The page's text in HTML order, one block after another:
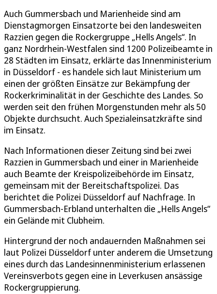
Auch Gummersbach und Marienheide sind am
Dienstagmorgen Einsatzorte bei den landesweiten
Razzien gegen die Rockergruppe „Hells Angels“. In
ganz Nordrhein-Westfalen sind 1200 Polizeibeamte in
28 Städten im Einsatz, erklärte das Innenministerium
in Düsseldorf - es handele sich laut Ministerium um
einen der größten Einsätze zur Bekämpfung der
Rockerkriminalität in der Geschichte des Landes. So
werden seit den frühen Morgenstunden mehr als 50
Objekte durchsucht. Auch Spezialeinsatzkräfte sind
im Einsatz.
Nach Informationen dieser Zeitung sind bei zwei
Razzien in Gummersbach und einer in Marienheide
auch Beamte der Kreispolizeibehörde im Einsatz,
gemeinsam mit der Bereitschaftspolizei. Das
berichtet die Polizei Düsseldorf auf Nachfrage. In
Gummersbach-Erbland unterhalten die „Hells Angels“
ein Gelände mit Clubheim.
Hintergrund der noch andauernden Maßnahmen sei
laut Polizei Düsseldorf unter anderem die Umsetzung
eines durch das Landesinnenministerium erlassenen
Vereinsverbots gegen eine in Leverkusen ansässige
Rockergruppierung.